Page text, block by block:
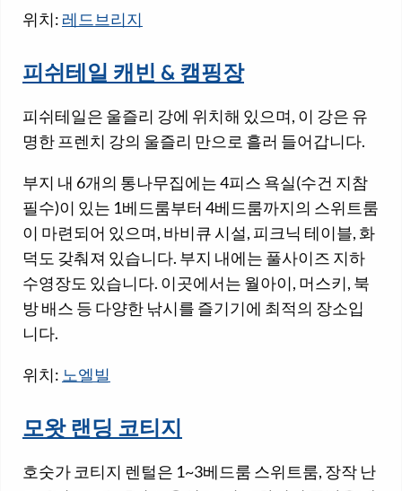
위치: 레드브리지
피쉬테일 캐빈 & 캠핑장
피쉬테일은 울즐리 강에 위치해 있으며, 이 강은 유
명한 프렌치 강의 울즐리 만으로 흘러 들어갑니다.
부지 내 6개의 통나무집에는 4피스 욕실(수건 지참
필수)이 있는 1베드룸부터 4베드룸까지의 스위트룸
이 마련되어 있으며, 바비큐 시설, 피크닉 테이블, 화
덕도 갖춰져 있습니다. 부지 내에는 풀사이즈 지하
수영장도 있습니다. 이곳에서는 월아이, 머스키, 북
방 배스 등 다양한 낚시를 즐기기에 최적의 장소입
니다.
위치: 노엘빌
모왓 랜딩 코티지
호숫가 코티지 렌털은 1~3베드룸 스위트룸, 장작 난